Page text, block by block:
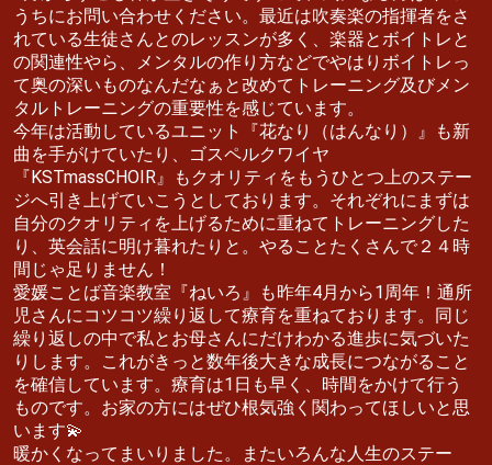
うちにお問い合わせください。最近は吹奏楽の指揮者をさ
れている生徒さんとのレッスンが多く、楽器とボイトレと
の関連性やら、メンタルの作り方などでやはりボイトレっ
て奥の深いものなんだなぁと改めてトレーニング及びメン
タルトレーニングの重要性を感じています。
今年は活動しているユニット『花なり（はんなり）』も新
曲を手がけていたり、ゴスペルクワイヤ
『KSTmassCHOIR』もクオリティをもうひとつ上のステー
ジへ引き上げていこうとしております。それぞれにまずは
自分のクオリティを上げるために重ねてトレーニングした
り、英会話に明け暮れたりと。やることたくさんで２４時
間じゃ足りません！
愛媛ことば音楽教室『ねいろ』も昨年4月から1周年！通所
児さんにコツコツ繰り返して療育を重ねております。同じ
繰り返しの中で私とお母さんにだけわかる進歩に気づいた
りします。これがきっと数年後大きな成長につながること
を確信しています。療育は1日も早く、時間をかけて行う
ものです。お家の方にはぜひ根気強く関わってほしいと思
います💫
暖かくなってまいりました。またいろんな人生のステー